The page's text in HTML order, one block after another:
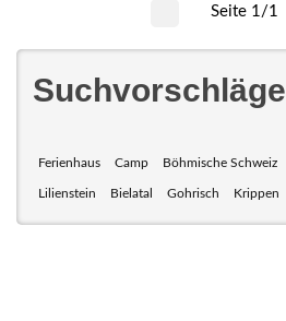
Seite 1/1
Suchvorschläge
Ferienhaus Camp Böhmische Schweiz
Lilienstein Bielatal Gohrisch Krippen